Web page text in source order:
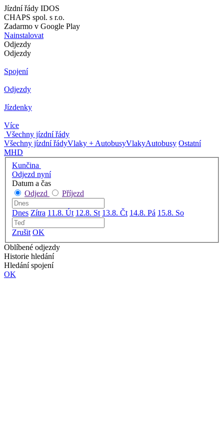
Jízdní řády IDOS
CHAPS spol. s r.o.
Zadarmo v Google Play
Nainstalovat
Odjezdy
Odjezdy
Spojení
Odjezdy
Jízdenky
Více
Všechny jízdní řády
Všechny jízdní řádyVlaky + AutobusyVlakyAutobusy Ostatní
MHD
Kunčina
Odjezd nyní
Datum a čas
Odjezd
Příjezd
Dnes Zítra 11.8. Út 12.8. St 13.8. Čt 14.8. Pá 15.8. So
Zrušit OK
Oblíbené odjezdy
Historie hledání
Hledání spojení
OK